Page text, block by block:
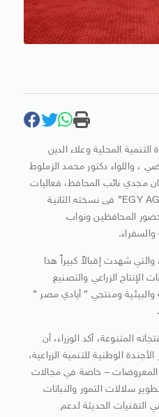
المحلية وعلاء الدين
، واللواء دكتور محمد الزملوط
مجدي نائب المحافظ، فعاليات
معرض الوادي الجديد الزراعي “EGY AGRI” فى نسخته الثانية
المحافظين ونواب
والسفراء.
شهدت إقبالاً كبيراً هذا
قطاعات الإنتاج الزراعي والتصنيع
والبيئية ومنتجي ” أيادي مصر ”
المتنوعة، أكد الوزراء، أن
الوطنية للتنمية الزراعية،
المعروضات – خاصة في مجالات
سلالات التمور والنباتات
التقنيات الحديثة لدعم